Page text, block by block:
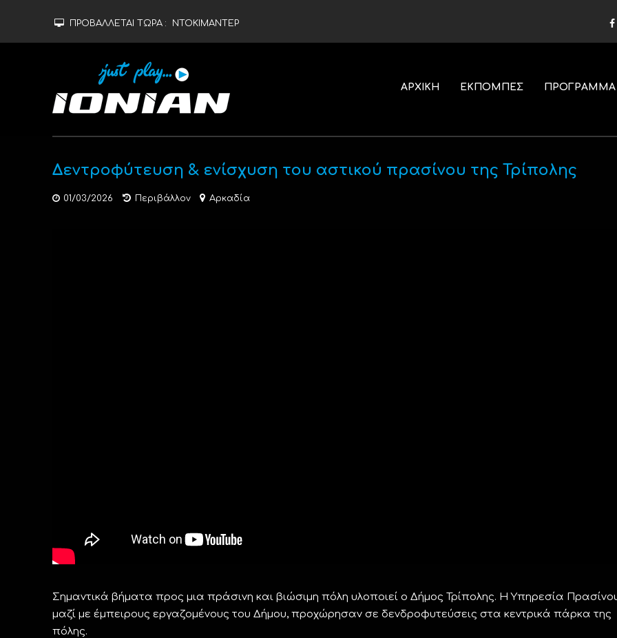
ΠΡΟΒΑΛΛΕΤΑΙ ΤΩΡΑ : ΝΤΟΚΙΜΑΝΤΕΡ
ΑΡΧΙΚΗ ΕΚΠΟΜΠΕΣ ΠΡΟΓΡΑΜΜΑ
Δεντροφύτευση & ενίσχυση του αστικού πρασίνου της Τρίπολης
01/03/2026 Περιβάλλον Αρκαδία
Σημαντικά βήματα προς μια πράσινη και βιώσιμη πόλη υλοποιεί ο Δήμος Τρίπολης. Η Υπηρεσία
μαζί με έμπειρους εργαζομένους του Δήμου, προχώρησαν σε δενδροφυτεύσεις στα κεντρικά πάρκα της
πόλης.